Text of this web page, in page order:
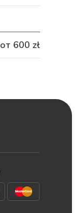
от 600 zł